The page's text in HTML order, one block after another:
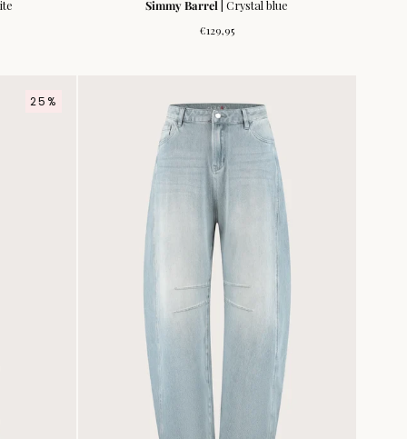
Simmy Barrel | Crystal blue
Normale
€129,95
25%